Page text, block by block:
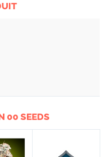
00 SEEDS